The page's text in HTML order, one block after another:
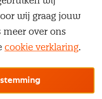
Onzealgemene
wij graag jouw
over ons
cookie verklaring.